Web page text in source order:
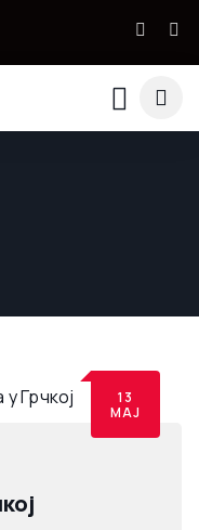
13
МАЈ